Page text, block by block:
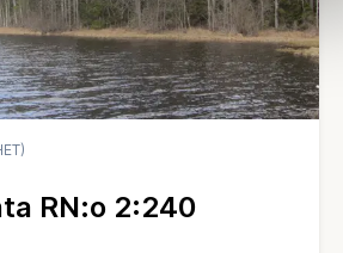
RN:o 2:240